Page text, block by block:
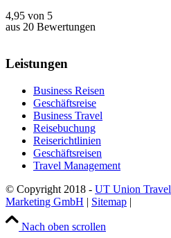
4,95 von 5
aus 20 Bewertungen
Leistungen
Business Reisen
Geschäftsreise
Business Travel
Reisebuchung
Reiserichtlinien
Geschäftsreisen
Travel Management
© Copyright 2018 - UT Union Travel
Marketing GmbH | Sitemap |
Nach oben scrollen